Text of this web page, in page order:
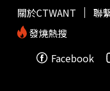
關於CTWANT 聯
發燒熱搜
Facebook